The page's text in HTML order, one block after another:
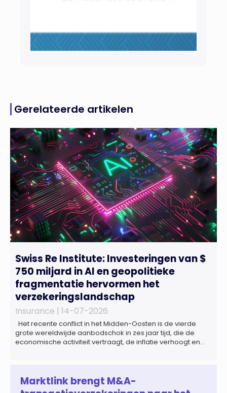
Gerelateerde artikelen
Swiss Re Institute: Investeringen van $
750 miljard in AI en geopolitieke
fragmentatie hervormen het
verzekeringslandschap
Insurance | 14-07-2026
Het recente conflict in het Midden-Oosten is de vierde
grote wereldwijde aanbodschok in zes jaar tijd, die de
economische activiteit vertraagt, de inflatie verhoogt en
wereldwijd naar verwachting afnemen tot 1,3% in reële
termen in […]
Marktlink brengt M&A-